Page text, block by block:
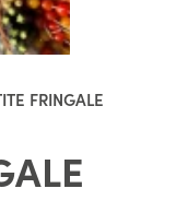
FRINGALE